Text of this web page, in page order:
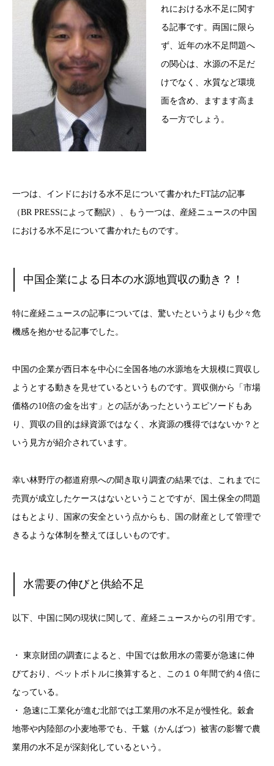
れにおける水不足に関す
る記事です。両国に限ら
ず、近年の水不足問題へ
の関心は、水源の不足だ
けでなく、水質など環境
面を含め、ますます高ま
る一方でしょう。
一つは、インドにおける水不足について書かれたFT誌の記事
（BR PRESSによって翻訳）、もう一つは、産経ニュースの中国
における水不足について書かれたものです。
中国企業による日本の水源地買収の動き？！
特に産経ニュースの記事については、驚いたというよりも少々危
機感を抱かせる記事でした。
中国の企業が西日本を中心に全国各地の水源地を大規模に買収し
ようとする動きを見せているというものです。買収側から「市場
価格の10倍の金を出す」との話があったというエピソードもあ
り、買収の目的は緑資源ではなく、水資源の獲得ではないか？と
いう見方が紹介されています。
幸い林野庁の都道府県への聞き取り調査の結果では、これまでに
売買が成立したケースはないということですが、国土保全の問題
はもとより、国家の安全という点からも、国の財産として管理で
きるような体制を整えてほしいものです。
水需要の伸びと供給不足
以下、中国に関の現状に関して、産経ニュースからの引用です。
・ 東京財団の調査によると、中国では飲用水の需要が急速に伸
びており、ペットボトルに換算すると、この１０年間で約４倍に
なっている。
・ 急速に工業化が進む北部では工業用の水不足が慢性化。穀倉
地帯や内陸部の小麦地帯でも、干魃（かんばつ）被害の影響で農
業用の水不足が深刻化しているという。